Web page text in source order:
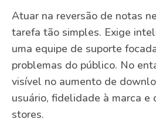
Atuar na reversão de notas
tarefa tão simples. Exige
uma equipe de suporte
problemas do público. No
visível no aumento de
usuário, fidelidade à marca e
stores.